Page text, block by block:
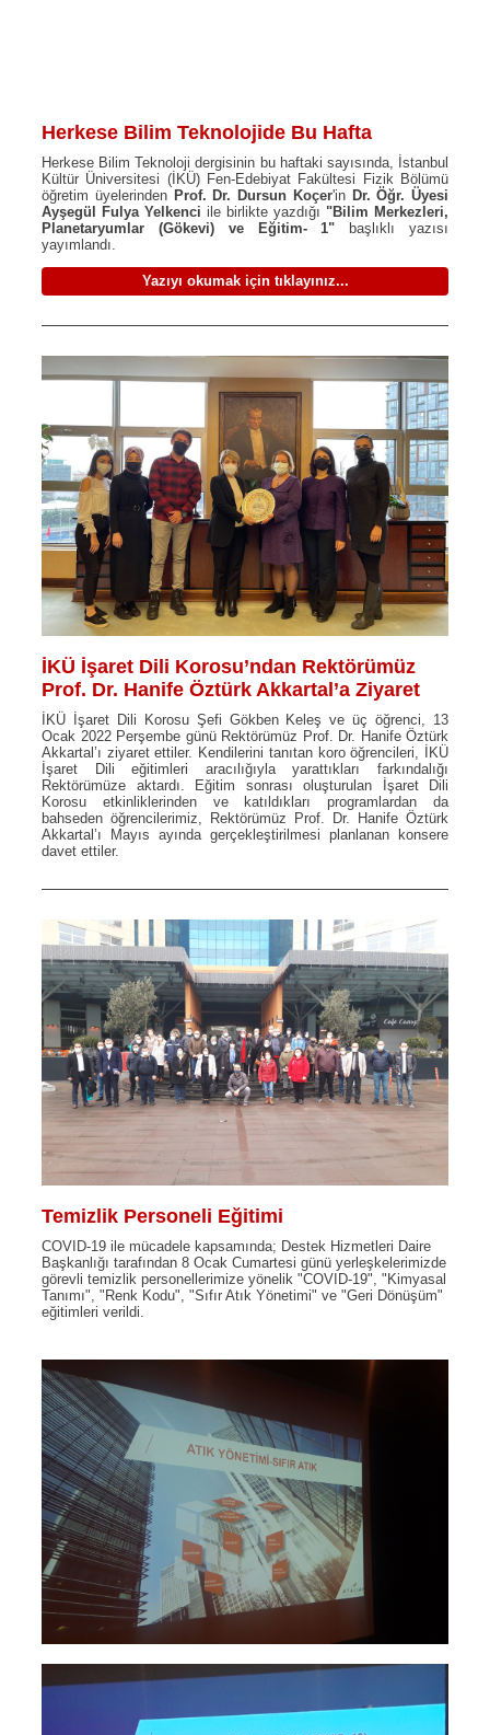
Herkese Bilim Teknolojide Bu Hafta
Herkese Bilim Teknoloji dergisinin bu haftaki sayısında, İstanbul
Kültür Üniversitesi (İKÜ) Fen-Edebiyat Fakültesi Fizik Bölümü
öğretim üyelerindenProf. Dr. Dursun Koçer'in Dr. Öğr. Üyesi
Ayşegül Fulya Yelkenci ile birlikte yazdığı "Bilim Merkezleri,
Planetaryumlar (Gökevi) ve Eğitim- 1" başlıklı yazısı
yayımlandı.
Yazıyı okumak için tıklayınız...
İKÜ İşaret Dili Korosu’ndan Rektörümüz
Prof. Dr. Hanife Öztürk Akkartal’a Ziyaret
İKÜ İşaret Dili Korosu Şefi Gökben Keleş ve üç öğrenci, 13
Ocak 2022 Perşembe günü Rektörümüz Prof. Dr. Hanife Öztürk
Akkartal’ı ziyaret ettiler. Kendilerini tanıtan koro öğrencileri, İKÜ
İşaret Dili eğitimleri aracılığıyla yarattıkları farkındalığı
Rektörümüze aktardı. Eğitim sonrası oluşturulan İşaret Dili
Korosu etkinliklerinden ve katıldıkları programlardan da
bahseden öğrencilerimiz, Rektörümüz Prof. Dr. Hanife Öztürk
Akkartal’ı Mayıs ayında gerçekleştirilmesi planlanan konsere
davet ettiler.
Temizlik Personeli Eğitimi
COVID-19 ile mücadele kapsamında; Destek Hizmetleri Daire
Başkanlığı tarafından 8 Ocak Cumartesi günü yerleşkelerimizde
görevli temizlik personellerimize yönelik "COVID-19", "Kimyasal
Tanımı", "Renk Kodu", "Sıfır Atık Yönetimi" ve "Geri Dönüşüm"
eğitimleri verildi.